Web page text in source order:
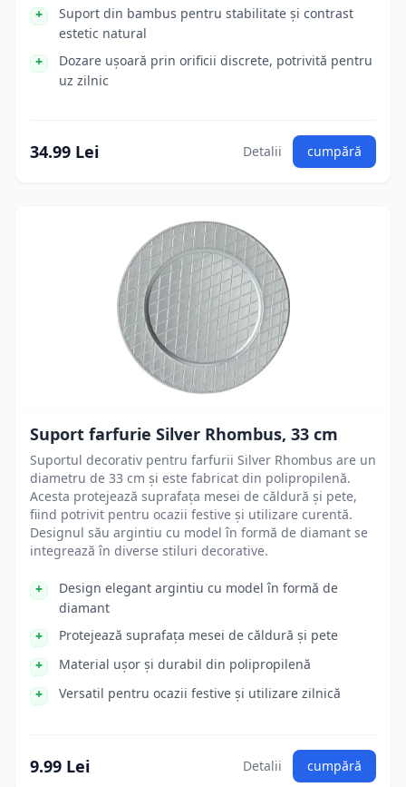
Suport din bambus pentru stabilitate și contrast
estetic natural
Dozare ușoară prin orificii discrete, potrivită pentru
uz zilnic
34.99 Lei Detalii cumpără
Suport farfurie Silver Rhombus, 33 cm
Suportul decorativ pentru farfurii Silver Rhombus are un
diametru de 33 cm și este fabricat din polipropilenă.
Acesta protejează suprafața mesei de căldură și pete,
fiind potrivit pentru ocazii festive și utilizare curentă.
Designul său argintiu cu model în formă de diamant se
integrează în diverse stiluri decorative.
Design elegant argintiu cu model în formă de
diamant
Protejează suprafața mesei de căldură și pete
Material ușor și durabil din polipropilenă
Versatil pentru ocazii festive și utilizare zilnică
9.99 Lei Detalii cumpără